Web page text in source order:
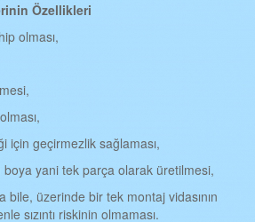
KENET ÇATI
Özellikleri
olması,
için geçirmezlik sağlaması,
yani tek parça olarak üretilmesi,
bile, üzerinde bir tek montaj vidasının
sızıntı riskinin olmaması.